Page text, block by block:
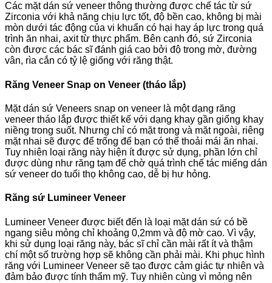
Các mặt dán sứ veneer thông thường được chế tác từ sứ
Zirconia với khả năng chịu lực tốt, độ bền cao, không bị mài
mòn dưới tác động của vi khuẩn có hại hay áp lực trong quá
trình ăn nhai, axit từ thực phẩm. Bên cạnh đó, sứ Zirconia
còn được các bác sĩ đánh giá cao bởi độ trong mờ, đường
vân, rìa cắn có tỷ lệ giống với răng thật.
Răng Veneer Snap on Veneer (tháo lắp)
Mặt dán sứ Veneers snap on veneer là một dạng răng
veneer tháo lắp được thiết kế với dạng khay gần giống khay
niềng trong suốt. Nhưng chỉ có mặt trong và mặt ngoài, riêng
mặt nhai sẽ được để trống để bạn có thể thoải mái ăn nhai.
Tuy nhiên loại răng này hiện ít được sử dụng, phần lớn chỉ
được dùng như răng tạm để chờ quá trình chế tác miếng dán
sứ veneer do tuổi thọ không cao, dễ bị hư hỏng.
Răng sứ Lumineer Veneer
Lumineer Veneer được biết đến là loại mặt dán sứ có bề
ngang siêu mỏng chỉ khoảng 0,2mm và độ mờ cao. Vì vậy,
khi sử dụng loại răng này, bác sĩ chỉ cần mài rất ít và thậm
chí một số trường hợp sẽ không cần phải mài. Khi phục hình
răng với Lumineer Veneer sẽ tạo được cảm giác tự nhiên và
đảm bảo được tính thẩm mỹ. Tuy nhiên cùng vì mỏng nên